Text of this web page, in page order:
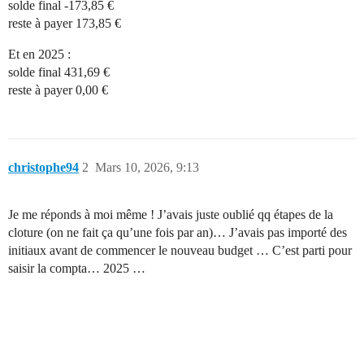
solde final -173,85 €
reste à payer 173,85 €
Et en 2025 :
solde final 431,69 €
reste à payer 0,00 €
christophe94 Mars 10, 2026, 9:13
2
Je me réponds à moi même ! J’avais juste oublié qq étapes de la
cloture (on ne fait ça qu’une fois par an)… J’avais pas importé des
initiaux avant de commencer le nouveau budget … C’est parti pour
saisir la compta… 2025 …